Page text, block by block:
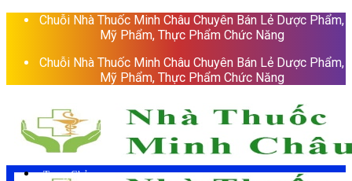
Skip
Chuỗi Nhà Thuốc Minh Châu Chuyên Bán Lẻ Dược Phẩm,
Mỹ Phẩm, Thực Phẩm Chức Năng
Chuỗi Nhà Thuốc Minh Châu Chuyên Bán Lẻ Dược Phẩm,
Mỹ Phẩm, Thực Phẩm Chức Năng
Trang Chủ